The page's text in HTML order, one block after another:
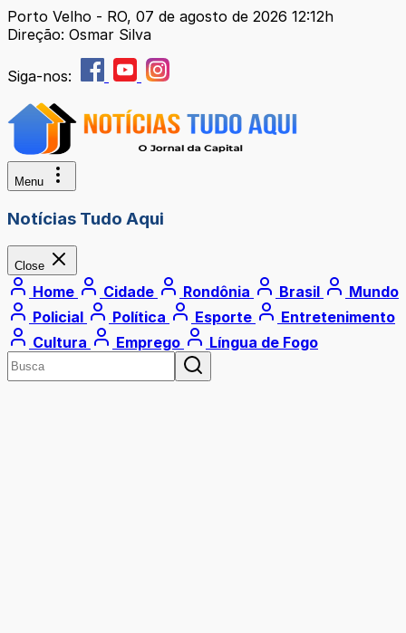
Porto Velho - RO, 07 de agosto de 2026 12:12h
Direção: Osmar Silva
Siga-nos:
Menu
Notícias Tudo Aqui
Close
Home Cidade Rondônia Brasil
Mundo
Policial
Política Esporte
Entretenimento
Cultura
Emprego Língua de Fogo